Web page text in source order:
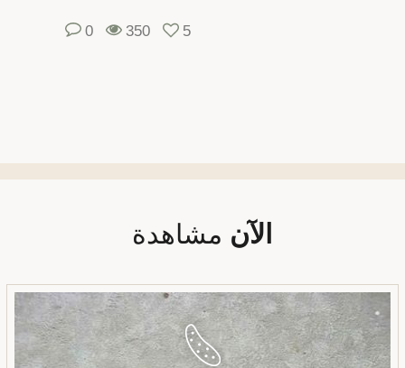
0 350 5
الآن مشاهدة